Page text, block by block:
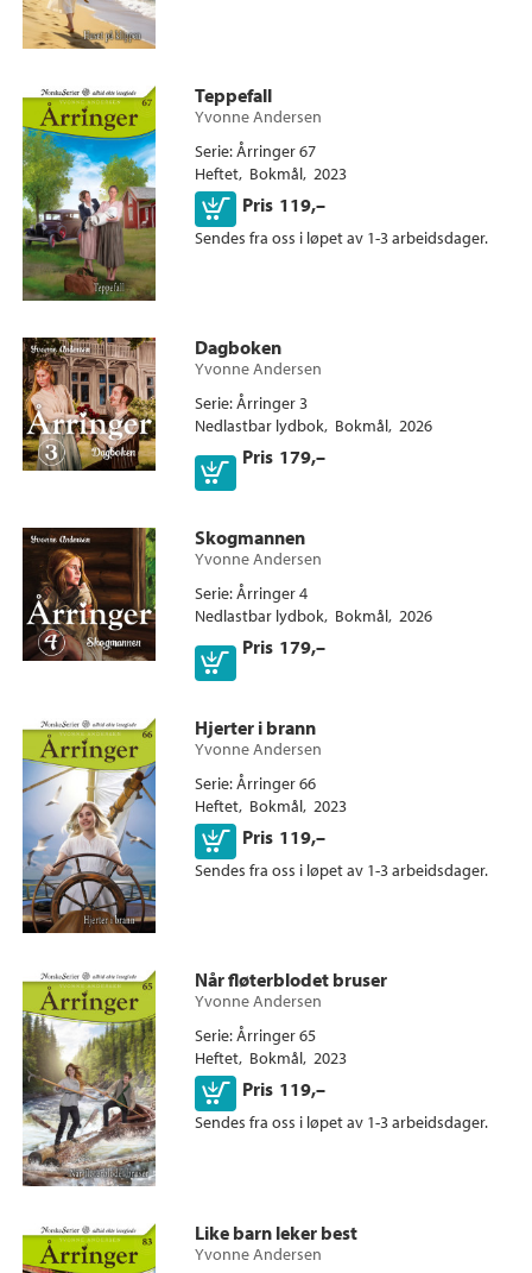
Teppefall
Yvonne Andersen
Serie Årringer 67
Heftet Bokmål 2023
Pris 119,–
Kjøp
Sendes fra oss i løpet av 1-3 arbeidsdager.
Dagboken
Yvonne Andersen
Serie Årringer 3
Nedlastbar lydbok Bokmål 2026
Pris 179,–
Skogmannen
Yvonne Andersen
Serie Årringer 4
Nedlastbar lydbok Bokmål 2026
Pris 179,–
Hjerter i brann
Yvonne Andersen
Serie Årringer 66
Heftet Bokmål 2023
Pris 119,–
Kjøp
Sendes fra oss i løpet av 1-3 arbeidsdager.
Når fløterblodet bruser
Yvonne Andersen
Serie Årringer 65
Heftet Bokmål 2023
Pris 119,–
Kjøp
Sendes fra oss i løpet av 1-3 arbeidsdager.
Ebok
Like barn leker best
Yvonne Andersen